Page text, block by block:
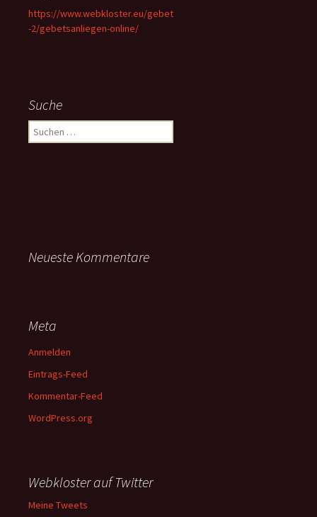
https://www.webkloster.eu/gebet
-2/gebetsanliegen-online/
Suche
Suchen
nach:
Neueste Kommentare
Meta
Anmelden
Eintrags-Feed
Kommentar-Feed
WordPress.org
Webkloster auf Twitter
Meine Tweets